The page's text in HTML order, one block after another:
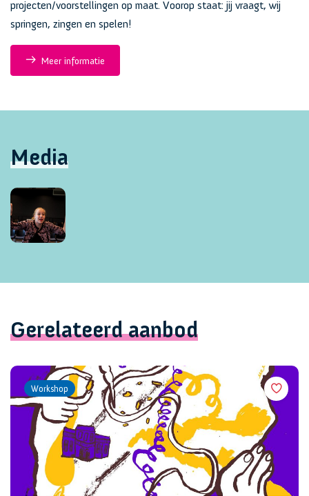
projecten/voorstellingen op maat. Voorop staat: jij vraagt, wij
springen, zingen en spelen!
Meer informatie
Media
Gerelateerd aanbod
Workshop